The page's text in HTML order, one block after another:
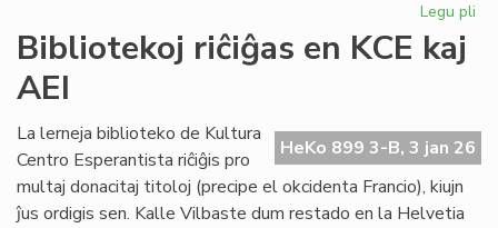
Legu pli
Bibliotekoj riĉiĝas en KCE kaj
AEI
HeKo 899 3-B, 3 jan 26
La lerneja biblioteko de Kultura
Centro Esperantista riĉiĝis pro
multaj donacitaj titoloj (precipe el okcidenta Francio), kiujn
ĵus ordigis sen. Kalle Vilbaste dum restado en la Helvetia